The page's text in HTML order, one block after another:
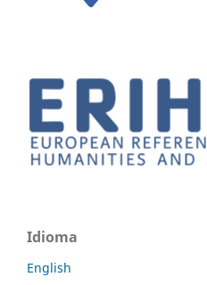
Idioma
English